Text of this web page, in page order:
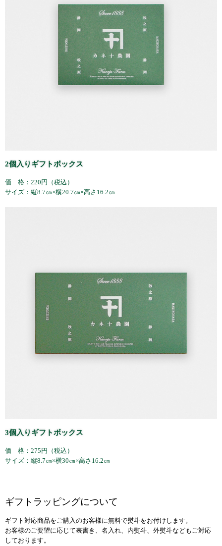
2個入りギフトボックス
価 格：220円（税込）
サイズ：縦8.7㎝×横20.7㎝×高さ16.2㎝
3個入りギフトボックス
価 格：275円（税込）
サイズ：縦8.7㎝×横30㎝×高さ16.2㎝
ギフトラッピングについて
ギフト対応商品をご購入のお客様に無料で熨斗をお付けします。
お客様のご要望に応じて表書き、名入れ、内熨斗、外熨斗などもご対応
しております。